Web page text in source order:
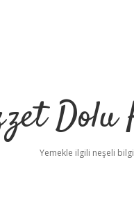
Dolu
Yemekle ilgili neşeli